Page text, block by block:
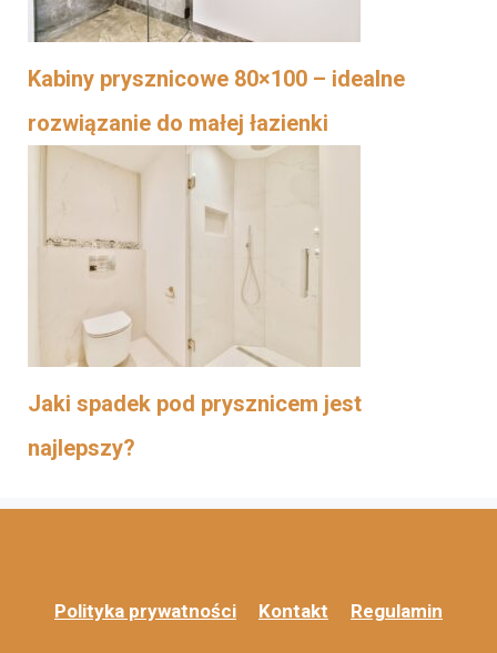
Kabiny prysznicowe 80×100 – idealne
rozwiązanie do małej łazienki
Jaki spadek pod prysznicem jest
najlepszy?
Polityka prywatności Kontakt Regulamin